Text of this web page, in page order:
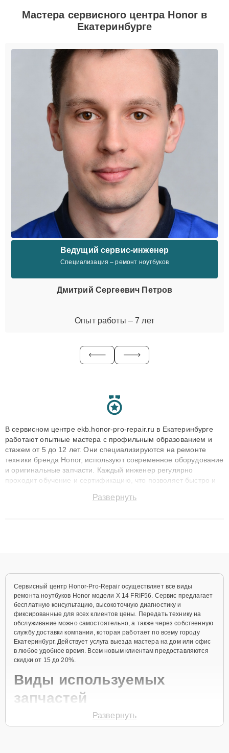
Мастера сервисного центра Honor в
Екатеринбурге
Ведущий сервис-инженер
Специализация – ремонт ноутбуков
Дмитрий Сергеевич Петров
Опыт работы – 7 лет
В сервисном центре ekb.honor-pro-repair.ru в Екатеринбурге
работают опытные мастера с профильным образованием и
стажем от 5 до 12 лет. Они специализируются на ремонте
техники бренда Honor, используют современное оборудование
и оригинальные запчасти. Каждый инженер регулярно
проходит обучение и сертификацию, что позволяет быстро и
сохранением гарантии до 3 лет. Наши мастера решают
Развернуть
Сервисный центр Honor-Pro-Repair осуществляет все виды
ремонта ноутбуков Honor модели X 14 FRIF56. Сервис предлагает
бесплатную консультацию, высокоточную диагностику и
фиксированные для всех клиентов цены. Передать технику на
обслуживание можно самостоятельно, а также через собственную
службу доставки компании, которая работает по всему городу
Екатеринбург. Действует услуга выезда мастера на дом или офис
в любое удобное время. Всем новым клиентам предоставляются
скидки от 15 до 20%.
Виды используемых
запчастей
Для ремонта ноутбука модели X 14 FRIF56 предлагаются как
Развернуть